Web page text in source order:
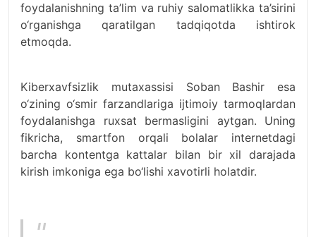
foydalanishning ta’lim va ruhiy salomatlikka ta’sirini
o‘rganishga qaratilgan tadqiqotda ishtirok
etmoqda.
Kiberxavfsizlik mutaxassisi Soban Bashir esa
o‘zining o‘smir farzandlariga ijtimoiy tarmoqlardan
foydalanishga ruxsat bermasligini aytgan. Uning
fikricha, smartfon orqali bolalar internetdagi
barcha kontentga kattalar bilan bir xil darajada
kirish imkoniga ega bo‘lishi xavotirli holatdir.